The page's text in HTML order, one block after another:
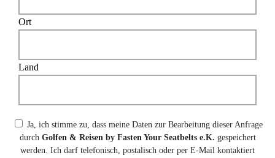
Ort
Land
Ja, ich stimme zu, dass meine Daten zur Bearbeitung dieser Anfrage
durch Golfen & Reisen by Fasten Your Seatbelts e.K. gespeichert
werden. Ich darf telefonisch, postalisch oder per E-Mail kontaktiert